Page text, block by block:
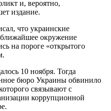
и, вероятно,
издание.
что украинские
окружение
на пороге «открытого
10 ноября. Тогда
бюро Украины обвинило
связывают с
коррупционной